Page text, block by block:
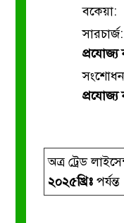
সারচার্জ:
প্রযোজ্য
প্রযোজ্য
অত্র ট্রেড
২০২৫খ্রিঃপর্যন্ত